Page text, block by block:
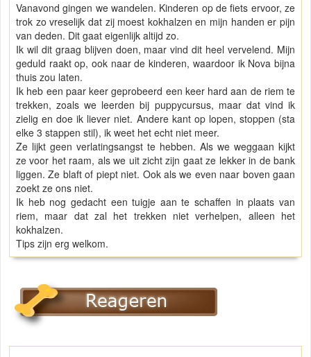
Vanavond gingen we wandelen. Kinderen op de fiets ervoor, ze
trok zo vreselijk dat zij moest kokhalzen en mijn handen er pijn
van deden. Dit gaat eigenlijk altijd zo.
Ik wil dit graag blijven doen, maar vind dit heel vervelend. Mijn
geduld raakt op, ook naar de kinderen, waardoor ik Nova bijna
thuis zou laten.
Ik heb een paar keer geprobeerd een keer hard aan de riem te
trekken, zoals we leerden bij puppycursus, maar dat vind ik
zielig en doe ik liever niet. Andere kant op lopen, stoppen (sta
elke 3 stappen stil), ik weet het echt niet meer.
Ze lijkt geen verlatingsangst te hebben. Als we weggaan kijkt
ze voor het raam, als we uit zicht zijn gaat ze lekker in de bank
liggen. Ze blaft of piept niet. Ook als we even naar boven gaan
zoekt ze ons niet.
Ik heb nog gedacht een tuigje aan te schaffen in plaats van
riem, maar dat zal het trekken niet verhelpen, alleen het
kokhalzen.
Tips zijn erg welkom.